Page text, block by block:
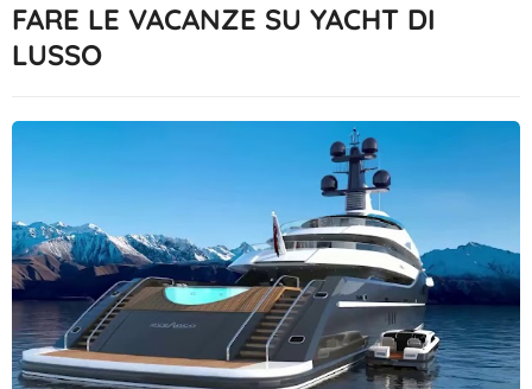
FARE LE VACANZE SU YACHT DI
LUSSO